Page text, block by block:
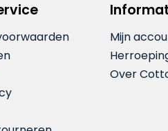
Mijn
Over